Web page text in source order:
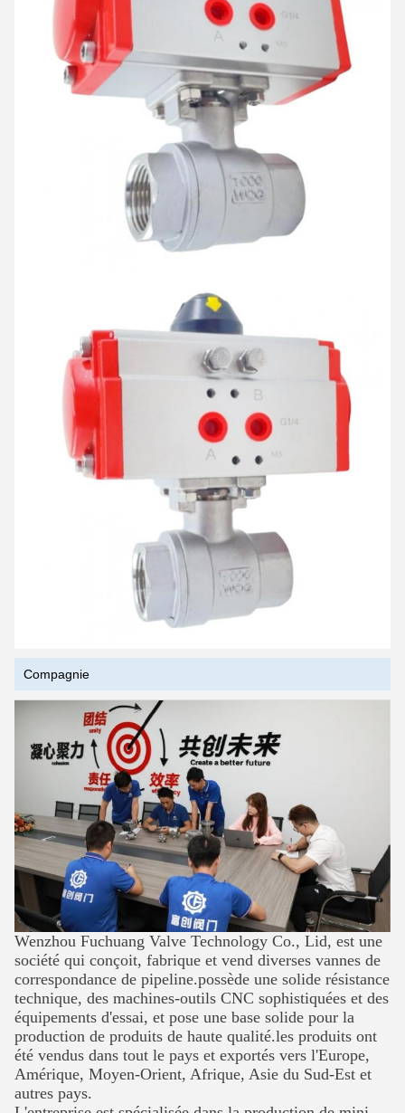
Compagnie
Wenzhou Fuchuang Valve Technology Co., Lid, est une
société qui conçoit, fabrique et vend diverses vannes de
correspondance de pipeline.possède une solide résistance
technique, des machines-outils CNC sophistiquées et des
équipements d'essai, et pose une base solide pour la
production de produits de haute qualité.les produits ont
été vendus dans tout le pays et exportés vers l'Europe,
Amérique, Moyen-Orient, Afrique, Asie du Sud-Est et
autres pays.